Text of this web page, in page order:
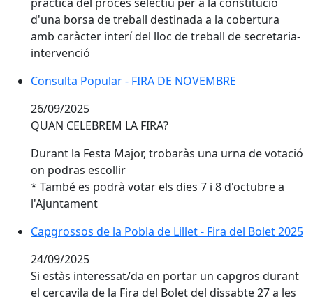
d'una borsa de treball destinada a la cobertura
amb caràcter interí del lloc de treball de secretaria-
intervenció
Consulta Popular - FIRA DE NOVEMBRE
Consulta Popular - FIRA DE NOVEMBRE
26/09/2025
QUAN CELEBREM LA FIRA?
Durant la Festa Major, trobaràs una urna de votació
on podras escollir
* També es podrà votar els dies 7 i 8 d'octubre a
l'Ajuntament
Capgrossos de la Pobla de Lillet - Fira del Bolet 2025
Capgrossos de la Pobla de Lillet - Fira del Bolet 2025
24/09/2025
Si estàs interessat/da en portar un capgros durant
el cercavila de la Fira del Bolet del dissabte 27 a les